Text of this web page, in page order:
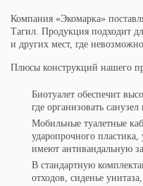
Компания «Экомарка»
Тагил. Продукция подходит
и других мест, где
Плюсы конструкций нашего
Биотуалет обеспечит
где организовать
Мобильные туалетные
ударопрочного
имеют антивандальную
В стандартную
отходов, сиденье